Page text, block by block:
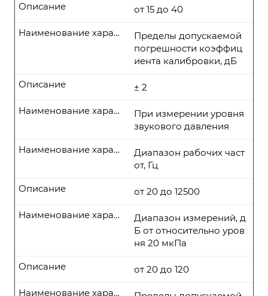
от 15 до 40
Описание
Пределы допускаемой
погрешности коэффиц
иента калибровки, дБ
Наименование характеристики
± 2
Описание
При измерении уровня
звукового давления
Наименование характеристики
Диапазон рабочих част
от, Гц
Наименование характеристики
от 20 до 12500
Описание
Диапазон измерений, д
Б от относительно уров
ня 20 мкПа
Наименование характеристики
от 20 до 120
Описание
Наименование характеристики